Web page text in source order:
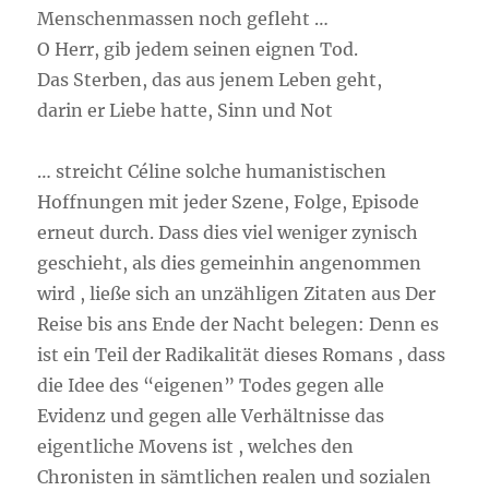
Menschenmassen noch gefleht …
O Herr, gib jedem seinen eignen Tod.
Das Sterben, das aus jenem Leben geht,
darin er Liebe hatte, Sinn und Not
… streicht Céline solche humanistischen
Hoffnungen mit jeder Szene, Folge, Episode
erneut durch. Dass dies viel weniger zynisch
geschieht, als dies gemeinhin angenommen
wird , ließe sich an unzähligen Zitaten aus Der
Reise bis ans Ende der Nacht belegen: Denn es
ist ein Teil der Radikalität dieses Romans , dass
die Idee des “eigenen” Todes gegen alle
Evidenz und gegen alle Verhältnisse das
eigentliche Movens ist , welches den
Chronisten in sämtlichen realen und sozialen